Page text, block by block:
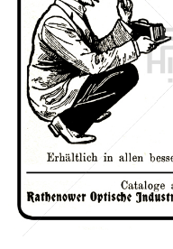
Rathenower Optische